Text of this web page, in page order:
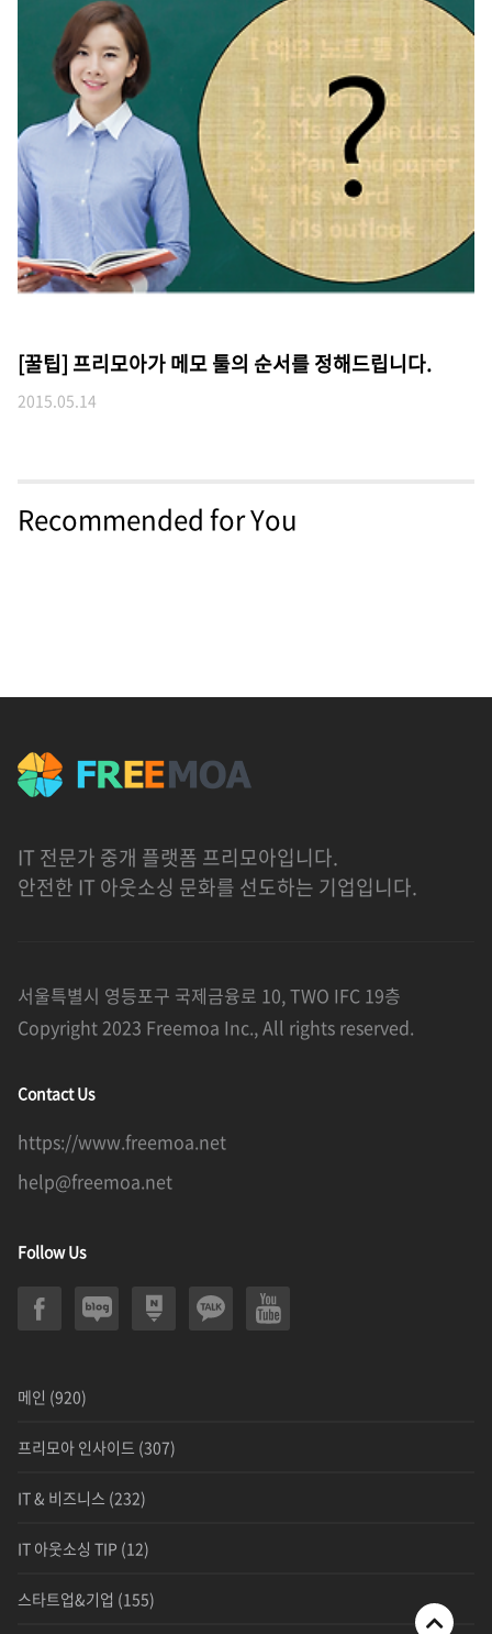
[꿀팁] 프리모아가 메모 툴의 순서를 정해드립니다.
2015.05.14
Recommended for You
IT 전문가 중개 플랫폼 프리모아입니다.
안전한 IT 아웃소싱 문화를 선도하는 기업입니다.
서울특별시 영등포구 국제금융로 10, TWO IFC 19층
Copyright 2023 Freemoa Inc., All rights reserved.
Contact Us
https://www.freemoa.net
help@freemoa.net
Follow Us
메인 (920)
프리모아 인사이드 (307)
IT & 비즈니스 (232)
IT 아웃소싱 TIP (12)
스타트업&기업 (155)